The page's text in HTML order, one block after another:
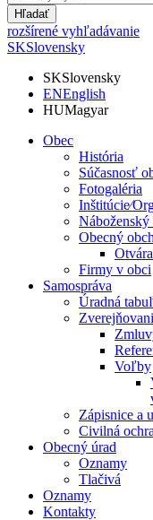
Hľadať
rozšírené vyhľadávanie
SKSlovensky
SKSlovensky
ENEnglish
HUMagyar
Obec
História
Súčasnosť
Fotogaléria
Obecný
Firmy v obci
Samospráva
Úradná
Voľby
Zápisnice a
Civilná
Obecný úrad
Oznamy
Tlačivá
Oznamy
Kontakty